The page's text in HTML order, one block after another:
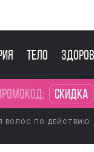
Тело
Скидка
ВОЛОС ПО ДЕЙСТВИЮ